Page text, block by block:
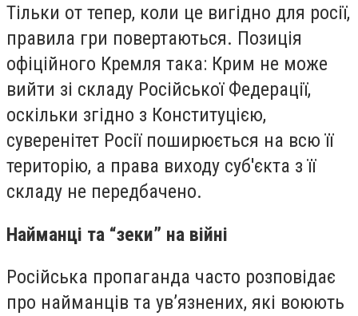
Тільки от тепер, коли це вигідно для росії,
правила гри повертаються. Позиція
офіційного Кремля така: Крим не може
вийти зі складу Російської Федерації,
оскільки згідно з Конституцією,
суверенітет Росії поширюється на всю її
територію, а права виходу суб'єкта з її
складу не передбачено.
Найманці та “зеки” на війні
Російська пропаганда часто розповідає
про найманців та ув’язнених, які воюють